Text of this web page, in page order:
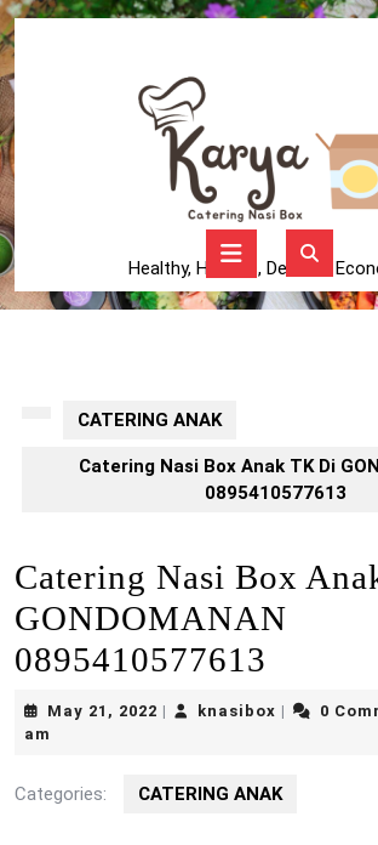
Skip
to
content
Healthy, Higienis, Delicius,
Button
CATERING ANAK
Catering Nasi Box Anak TK Di
0895410577613
Catering Nasi Box
GONDOMANAN
0895410577613
May 21, 2022 May
knasibox knasibox
0
am
Categories: CATERING ANAK